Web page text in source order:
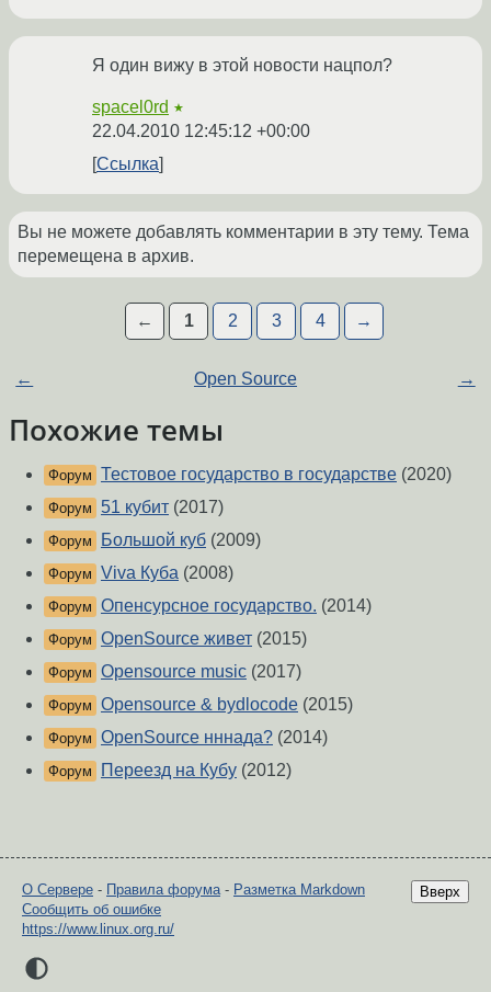
Я один вижу в этой новости нацпол?
spacel0rd ★
22.04.2010 12:45:12 +00:00
Ссылка
Вы не можете добавлять комментарии в эту тему. Тема
перемещена в архив.
← 1 2 3 4 →
← Open Source →
Похожие темы
Форум Тестовое государство в государстве (2020)
Форум 51 кубит (2017)
Форум Большой куб (2009)
Форум Viva Куба (2008)
Форум Опенсурсное государство. (2014)
Форум OpenSource живет (2015)
Форум Opensource music (2017)
Форум Opensource & bydlocode (2015)
Форум OpenSource нннада? (2014)
Форум Переезд на Кубу (2012)
Вверх
О Сервере - Правила форума - Разметка Markdown
Сообщить об ошибке
https://www.linux.org.ru/